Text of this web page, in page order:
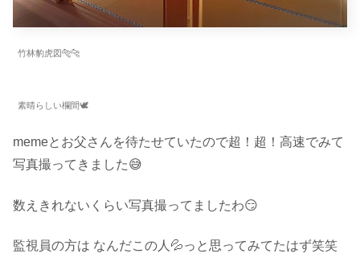
竹林豹虎図🐅🐆
素晴らしい欄間🕊
memeとお父さんを待たせていたので超！超！高速でみて
写真撮ってきました😅
数えきれないくらい写真撮ってましたわ😏
監視員の方は なんだこの人💦っと思ってみてたはず笑笑